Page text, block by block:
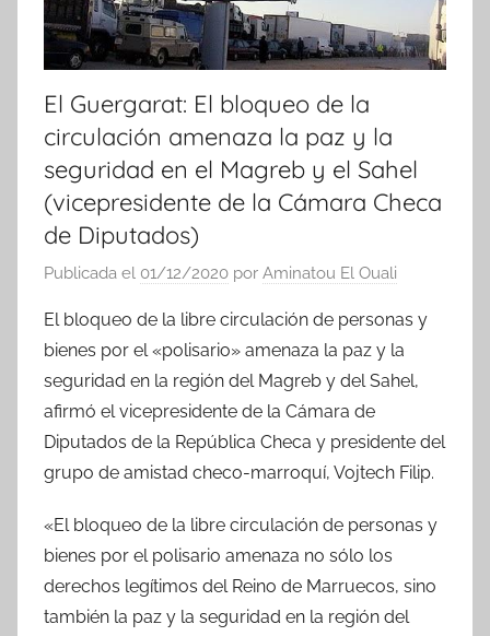
El Guergarat: El bloqueo de la
circulación amenaza la paz y la
seguridad en el Magreb y el Sahel
(vicepresidente de la Cámara Checa
de Diputados)
Publicada el 01/12/2020 por Aminatou El Ouali
El bloqueo de la libre circulación de personas y
bienes por el «polisario» amenaza la paz y la
seguridad en la región del Magreb y del Sahel,
afirmó el vicepresidente de la Cámara de
Diputados de la República Checa y presidente del
grupo de amistad checo-marroquí, Vojtech Filip.
«El bloqueo de la libre circulación de personas y
bienes por el polisario amenaza no sólo los
derechos legítimos del Reino de Marruecos, sino
también la paz y la seguridad en la región del